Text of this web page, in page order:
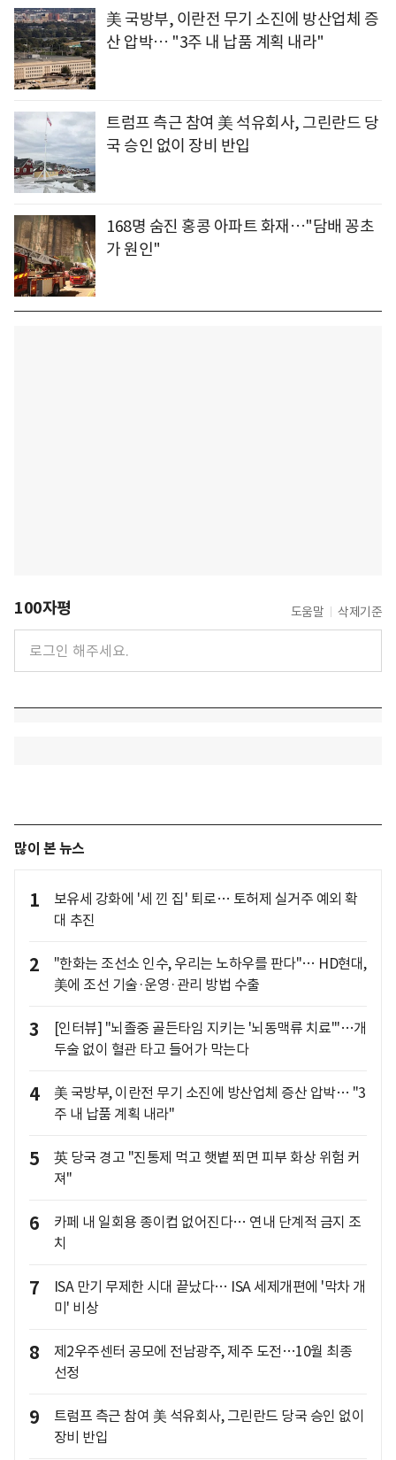
美 국방부, 이란전 무기 소진에 방산업체 증
산 압박… "3주 내 납품 계획 내라"
트럼프 측근 참여 美 석유회사, 그린란드 당
국 승인 없이 장비 반입
168명 숨진 홍콩 아파트 화재…"담배 꽁초
가 원인"
100자평 도움말 삭제기준
많이 본 뉴스
1
보유세 강화에 '세 낀 집' 퇴로… 토허제 실거주 예외 확
대 추진
2
"한화는 조선소 인수, 우리는 노하우를 판다"… HD현대,
美에 조선 기술·운영·관리 방법 수출
3
[인터뷰] "뇌졸중 골든타임 지키는 '뇌동맥류 치료'"…개
두술 없이 혈관 타고 들어가 막는다
4
美 국방부, 이란전 무기 소진에 방산업체 증산 압박… "3
주 내 납품 계획 내라"
5
英 당국 경고 "진통제 먹고 햇볕 쬐면 피부 화상 위험 커
져"
6
카페 내 일회용 종이컵 없어진다… 연내 단계적 금지 조
치
7
ISA 만기 무제한 시대 끝났다… ISA 세제개편에 '막차 개
미' 비상
8
제2우주센터 공모에 전남광주, 제주 도전…10월 최종
선정
9
트럼프 측근 참여 美 석유회사, 그린란드 당국 승인 없이
장비 반입